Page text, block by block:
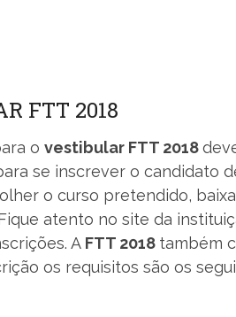
FTT 2018
o vestibular FTT 2018
se inscrever o candidato
o curso pretendido,
atento no site da
A FTT 2018 também
os requisitos são os